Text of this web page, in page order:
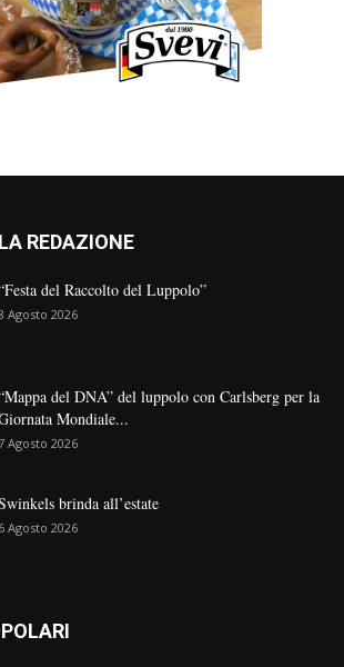
REDAZIONE
del Raccolto del Luppolo”
Agosto 2026
del DNA” del luppolo con Carlsberg per la
Mondiale...
Agosto 2026
brinda all’estate
6 Agosto 2026